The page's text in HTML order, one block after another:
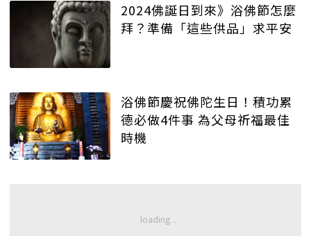
2024佛誕日到來》浴佛節怎麼
拜？準備「這些供品」求平安
浴佛節慶祝佛陀生日！積功累
德必做4件事 為父母祈福最佳
時機